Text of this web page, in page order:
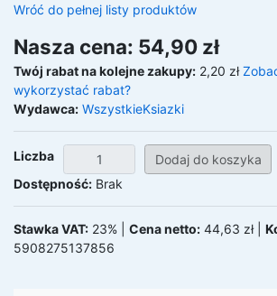
Wróć do pełnej listy produktów
Nasza cena: 54,90 zł
Twój rabat na kolejne zakupy: 2,20 zł
wykorzystać rabat?
Wydawca: WszystkieKsiazki
Liczba
Dostępność: Brak
Stawka VAT: 23% | Cena netto: 44,63 zł |
5908275137856